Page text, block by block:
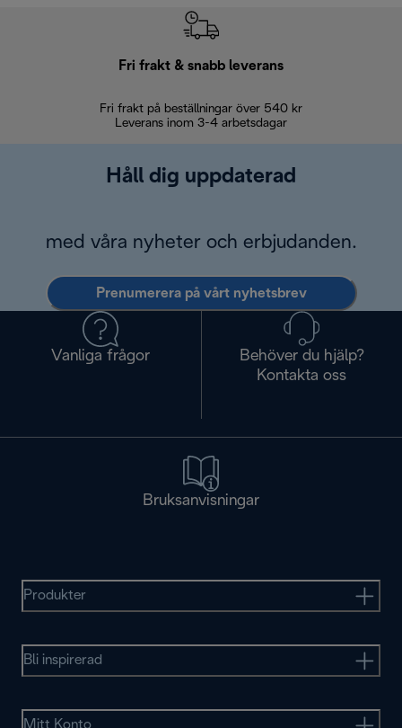
Fri frakt & snabb leverans
Fri frakt på beställningar över 540 kr
Leverans inom 3-4 arbetsdagar
Håll dig uppdaterad
med våra nyheter och erbjudanden.
Prenumerera på vårt nyhetsbrev
Vanliga frågor
Behöver du hjälp?
Kontakta oss
Bruksanvisningar
Produkter
Bli inspirerad
Mitt Konto